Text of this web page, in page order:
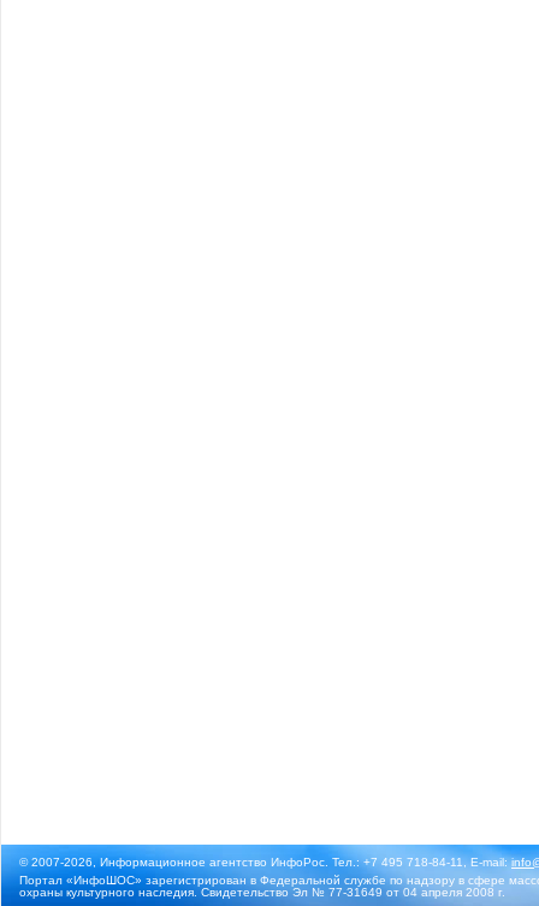
© 2007-2026, Информационное агентство ИнфоРос. Тел.: +7 495 718-84-11, E-mail:
Портал «ИнфоШОС» зарегистрирован в Федеральной службе по надзору в сфере
охраны культурного наследия. Свидетельство Эл № 77-31649 от 04 апреля 2008 г.